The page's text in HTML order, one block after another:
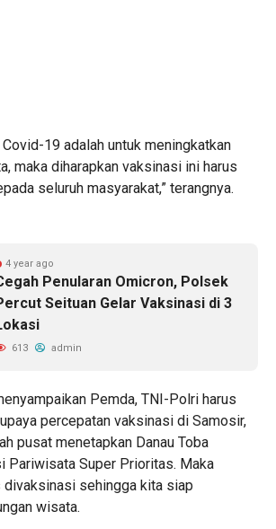
Covid-19 adalah untuk meningkatkan
maka diharapkan vaksinasi ini harus
seluruh masyarakat,” terangnya.
4 year ago
Penularan Omicron, Polsek
Seituan Gelar Vaksinasi di 3
613 admin
Pemda, TNI-Polri harus
percepatan vaksinasi di Samosir,
pusat menetapkan Danau Toba
Pariwisata Super Prioritas. Maka
divaksinasi sehingga kita siap
wisata.